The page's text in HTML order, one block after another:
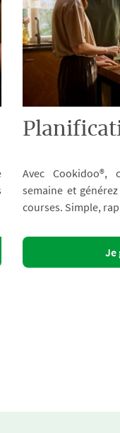
Avec Cookidoo®,
semaine et
courses. Simple,
Je